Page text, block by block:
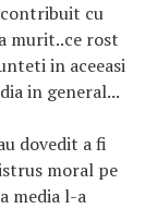
contribuit cu
murit..ce rost
in aceeasi
in general...
dovedit a fi
moral pe
media l-a